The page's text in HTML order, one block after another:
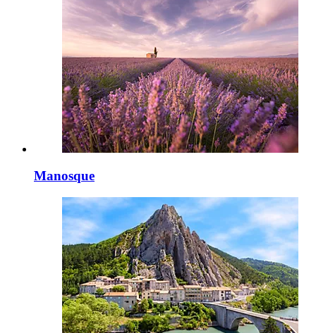
Manosque